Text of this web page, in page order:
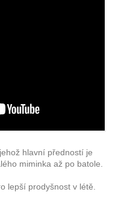
hlavní předností je
miminka až po batole.
lepší prodyšnost v létě.